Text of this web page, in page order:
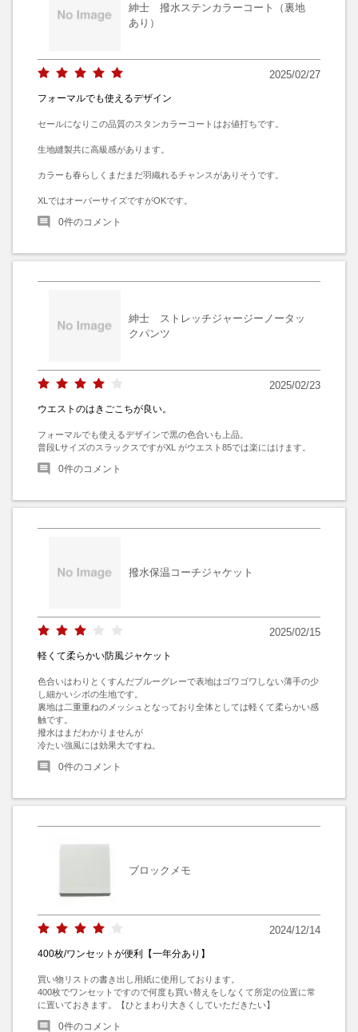
紳士 撥水ステンカラーコート（裏地
あり）
2025/02/27
フォーマルでも使えるデザイン
セールになりこの品質のスタンカラーコートはお値打ちです。
生地縫製共に高級感があります。
カラーも春らしくまだまだ羽織れるチャンスがありそうです。
XLではオーバーサイズですがOKです。
0件のコメント
紳士 ストレッチジャージーノータッ
クパンツ
2025/02/23
ウエストのはきごこちが良い。
フォーマルでも使えるデザインで黒の色合いも上品。
普段LサイズのスラックスですがXL がウエスト85では楽にはけます。
0件のコメント
撥水保温コーチジャケット
2025/02/15
軽くて柔らかい防風ジャケット
色合いはわりとくすんだブルーグレーで表地はゴワゴワしない薄手の少
し細かいシボの生地です。
裏地は二重重ねのメッシュとなっており全体としては軽くて柔らかい感
触です。
撥水はまだわかりませんが
冷たい強風には効果大ですね。
0件のコメント
ブロックメモ
2024/12/14
400枚/ワンセットが便利【一年分あり】
買い物リストの書き出し用紙に使用しております。
400枚でワンセットですので何度も買い替えをしなくて所定の位置に常
に置いておきます。【ひとまわり大きくしていただきたい】
0件のコメント